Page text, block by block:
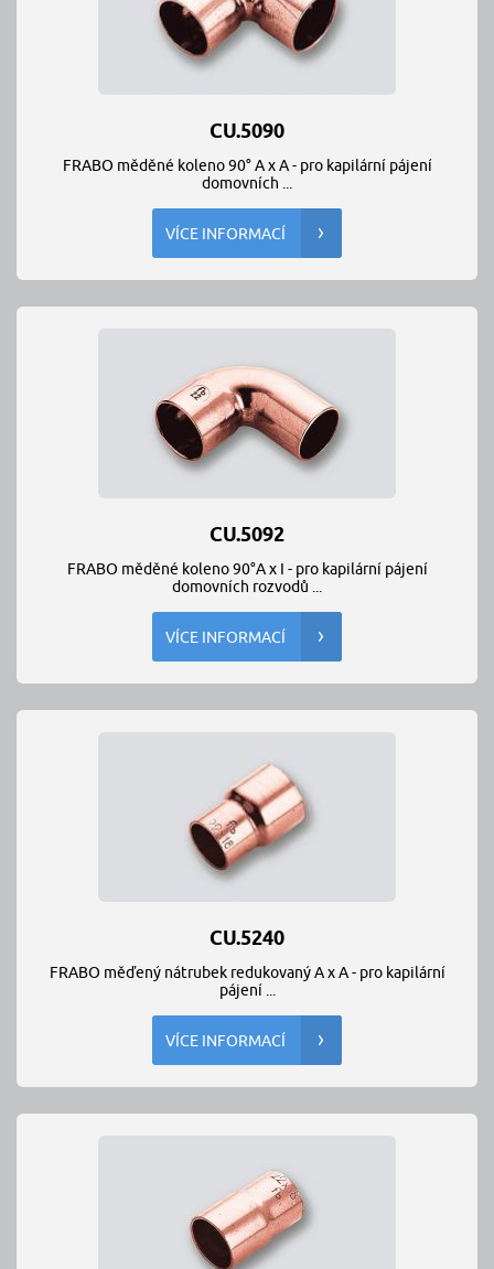
CU.5090
FRABO měděné koleno 90° A x A - pro kapilární pájení
domovních ...
VÍCE INFORMACÍ
CU.5092
FRABO měděné koleno 90°A x I - pro kapilární pájení
domovních rozvodů ...
VÍCE INFORMACÍ
CU.5240
FRABO měďený nátrubek redukovaný A x A - pro kapilární
pájení ...
VÍCE INFORMACÍ